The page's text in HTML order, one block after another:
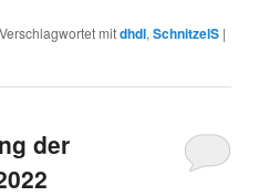
Verschlagwortet mitdhdl,SchnitzelS |
der